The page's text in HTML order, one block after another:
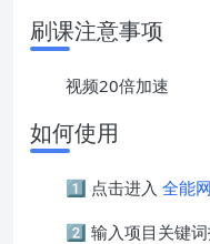
刷课注意事项
视频20倍加速
如何使用
1️⃣ 点击进入 全能
2️⃣ 输入项目关键